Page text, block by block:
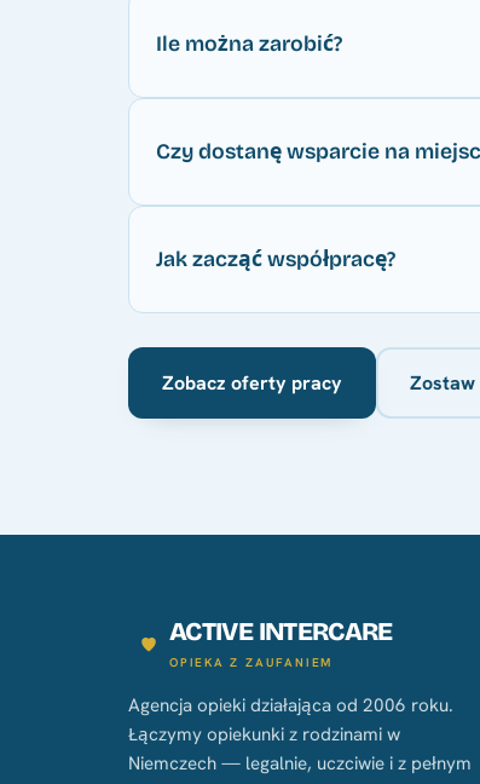
Ile można zarobić?
Czy dostanę wsparcie na
Jak zacząć współpracę?
Zobacz oferty pracy
ACTIVE INTERCARE
OPIEKA Z ZAUFANIEM
Agencja opieki działająca od 2006 roku.
Łączymy opiekunki z rodzinami w
Niemczech — legalnie, uczciwie i z pełnym